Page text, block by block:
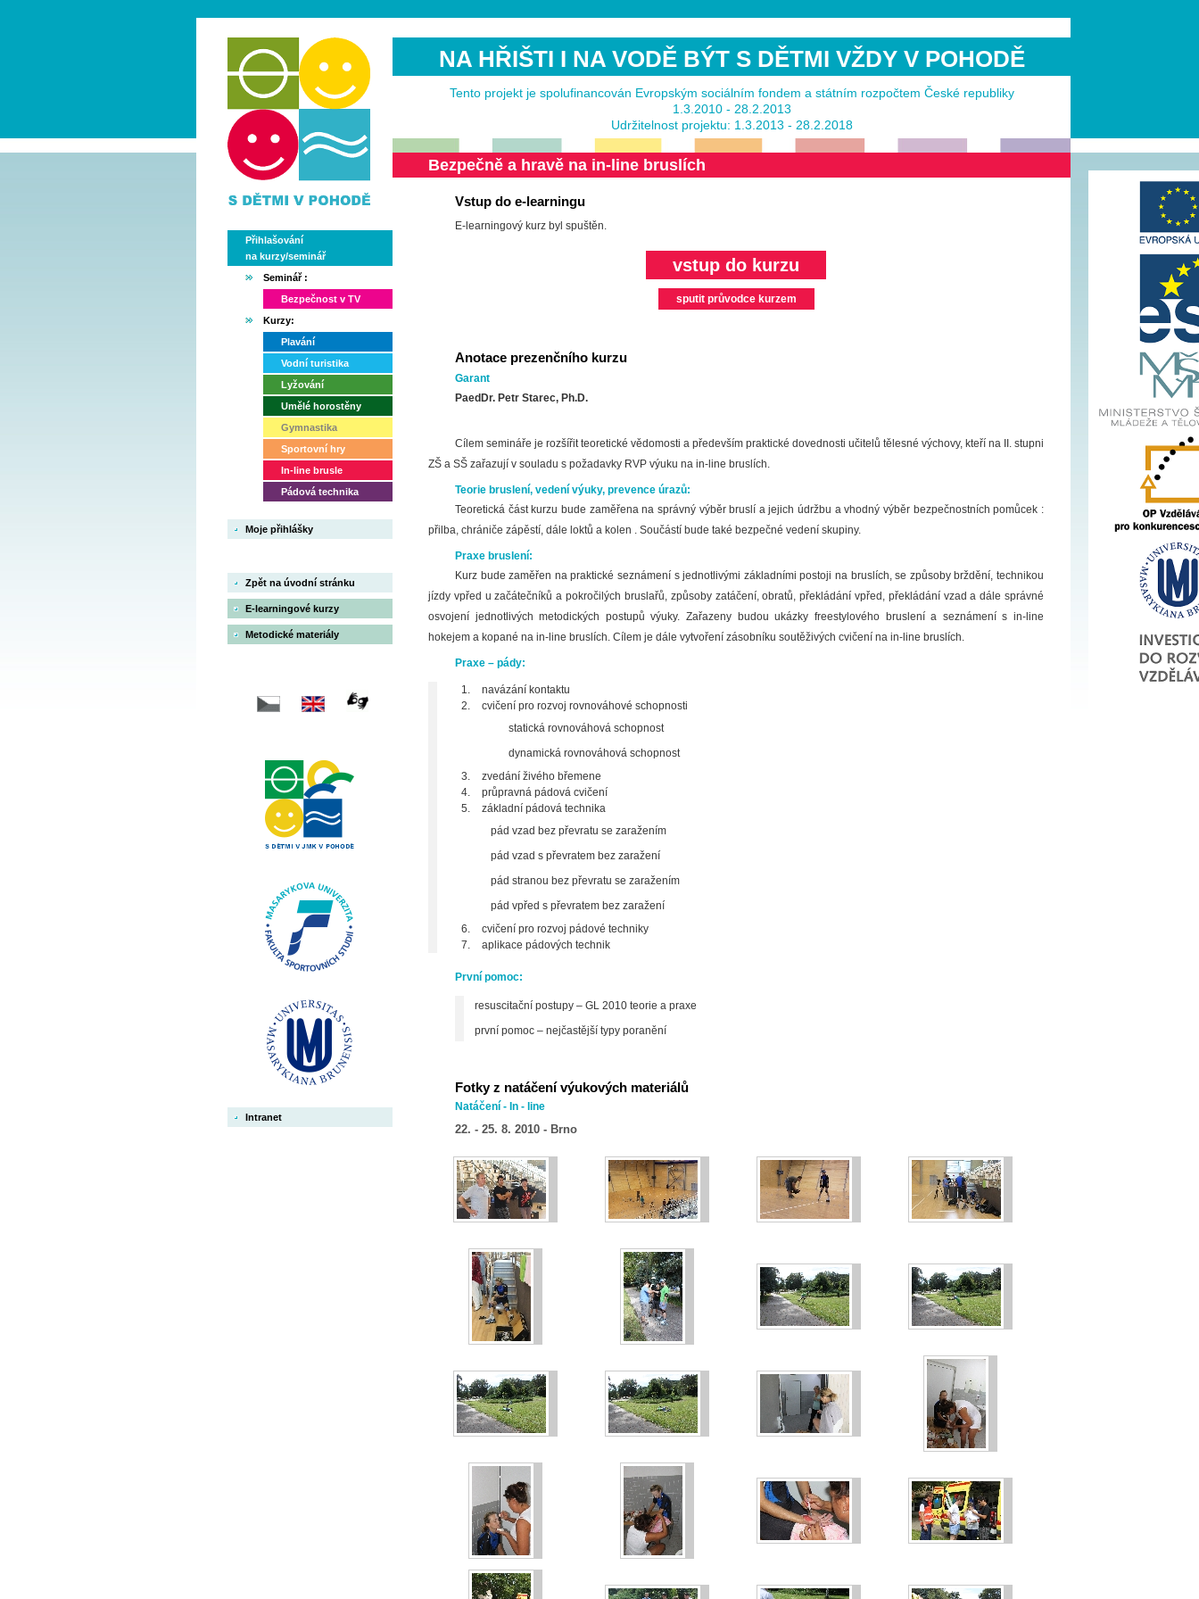
Přihlašování
na kurzy/seminář
Seminář :
Bezpečnost v TV
Kurzy:
Plavání
Vodní turistika
Lyžování
Umělé horostěny
Gymnastika
Sportovní hry
In-line brusle
Pádová technika
Moje přihlášky
Zpět na úvodní stránku
E-learningové kurzy
Metodické materiály
Intranet
NA HŘIŠTI I NA VODĚ BÝT S DĚTMI VŽDY V POHODĚ
Tento projekt je spolufinancován Evropským sociálním fondem a státním rozpočtem České republiky
1.3.2010 - 28.2.2013
Udržitelnost projektu: 1.3.2013 - 28.2.2018
Bezpečně a hravě na in-line bruslích
Vstup do e-learningu
E-learningový kurz byl spuštěn.
vstup do kurzu
sputit průvodce kurzem
Anotace prezenčního kurzu
Garant
PaedDr. Petr Starec, Ph.D.
Cílem semináře je rozšířit teoretické vědomosti a především praktické dovednosti učitelů tělesné výchovy, kteří na II. stupni
ZŠ a SŠ zařazují v souladu s požadavky RVP výuku na in-line bruslích.
Teorie bruslení, vedení výuky, prevence úrazů:
Teoretická část kurzu bude zaměřena na správný výběr bruslí a jejich údržbu a vhodný výběr bezpečnostních pomůcek :
přilba, chrániče zápěstí, dále loktů a kolen . Součástí bude také bezpečné vedení skupiny.
Praxe bruslení:
Kurz bude zaměřen na praktické seznámení s jednotlivými základními postoji na bruslích, se způsoby brždění, technikou
jízdy vpřed u začátečníků a pokročilých bruslařů, způsoby zatáčení, obratů, překládání vpřed, překládání vzad a dále správné
osvojení jednotlivých metodických postupů výuky. Zařazeny budou ukázky freestylového bruslení a seznámení s in-line
hokejem a kopané na in-line bruslích. Cílem je dále vytvoření zásobníku soutěživých cvičení na in-line bruslích.
Praxe – pády:
navázání kontaktu
cvičení pro rozvoj rovnováhové schopnosti
statická rovnováhová schopnost
dynamická rovnováhová schopnost
zvedání živého břemene
průpravná pádová cvičení
základní pádová technika
pád vzad bez převratu se zaražením
pád vzad s převratem bez zaražení
pád stranou bez převratu se zaražením
pád vpřed s převratem bez zaražení
cvičení pro rozvoj pádové techniky
aplikace pádových technik
První pomoc:
resuscitační postupy – GL 2010 teorie a praxe
první pomoc – nejčastější typy poranění
Fotky z natáčení výukových materiálů
Natáčení - In - line
22. - 25. 8. 2010 - Brno